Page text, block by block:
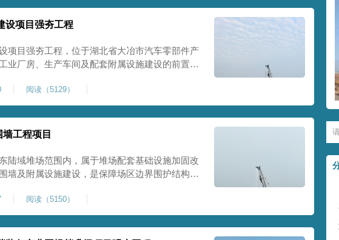
设项目强夯工程
项目强夯工程，位于湖北省大冶市汽车零部件产
业厂房、生产车间及配套附属设施建设的前置基
固结度不足，天然地基承载力偏低。汽车零部件
体刚度、沉降控
阅读（5129）
工程项目
陆域堆场范围内，属于堆场配套基础设施加固改
墙及附属设施建设，是保障场区边界围护结构稳
区围墙沿线及配套场地。原场地土层松散、回填
载力较低，且堆
阅读（5150）